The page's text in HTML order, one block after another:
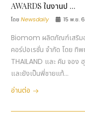
AWARDS ในงานป ...
โดยNewsdaily 15 พ.ย.
Biomom ผลิตภัณฑ์เสริมอ
คอร์ปอเรชั่น จำกัด โดย
THAILAND และ คิม จอ
และยังเป็นพี่ชายแท้...
อ่านต่อ